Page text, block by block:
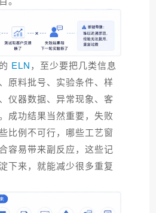
ELN，至少要把几类信息
原料批号、实验条件、样
仪器数据、异常现象、客
成功结果当然重要，失败
比例不可行，哪些工艺窗
容易带来副反应，这些记
下来，就能减少很多重复